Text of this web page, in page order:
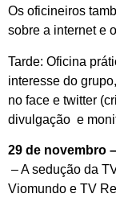
Os oficineiros
sobre a internet e
Tarde: Oficina
interesse do
no face e twitter
divulgação e
29 de novembro
– A sedução da
Viomundo e TV